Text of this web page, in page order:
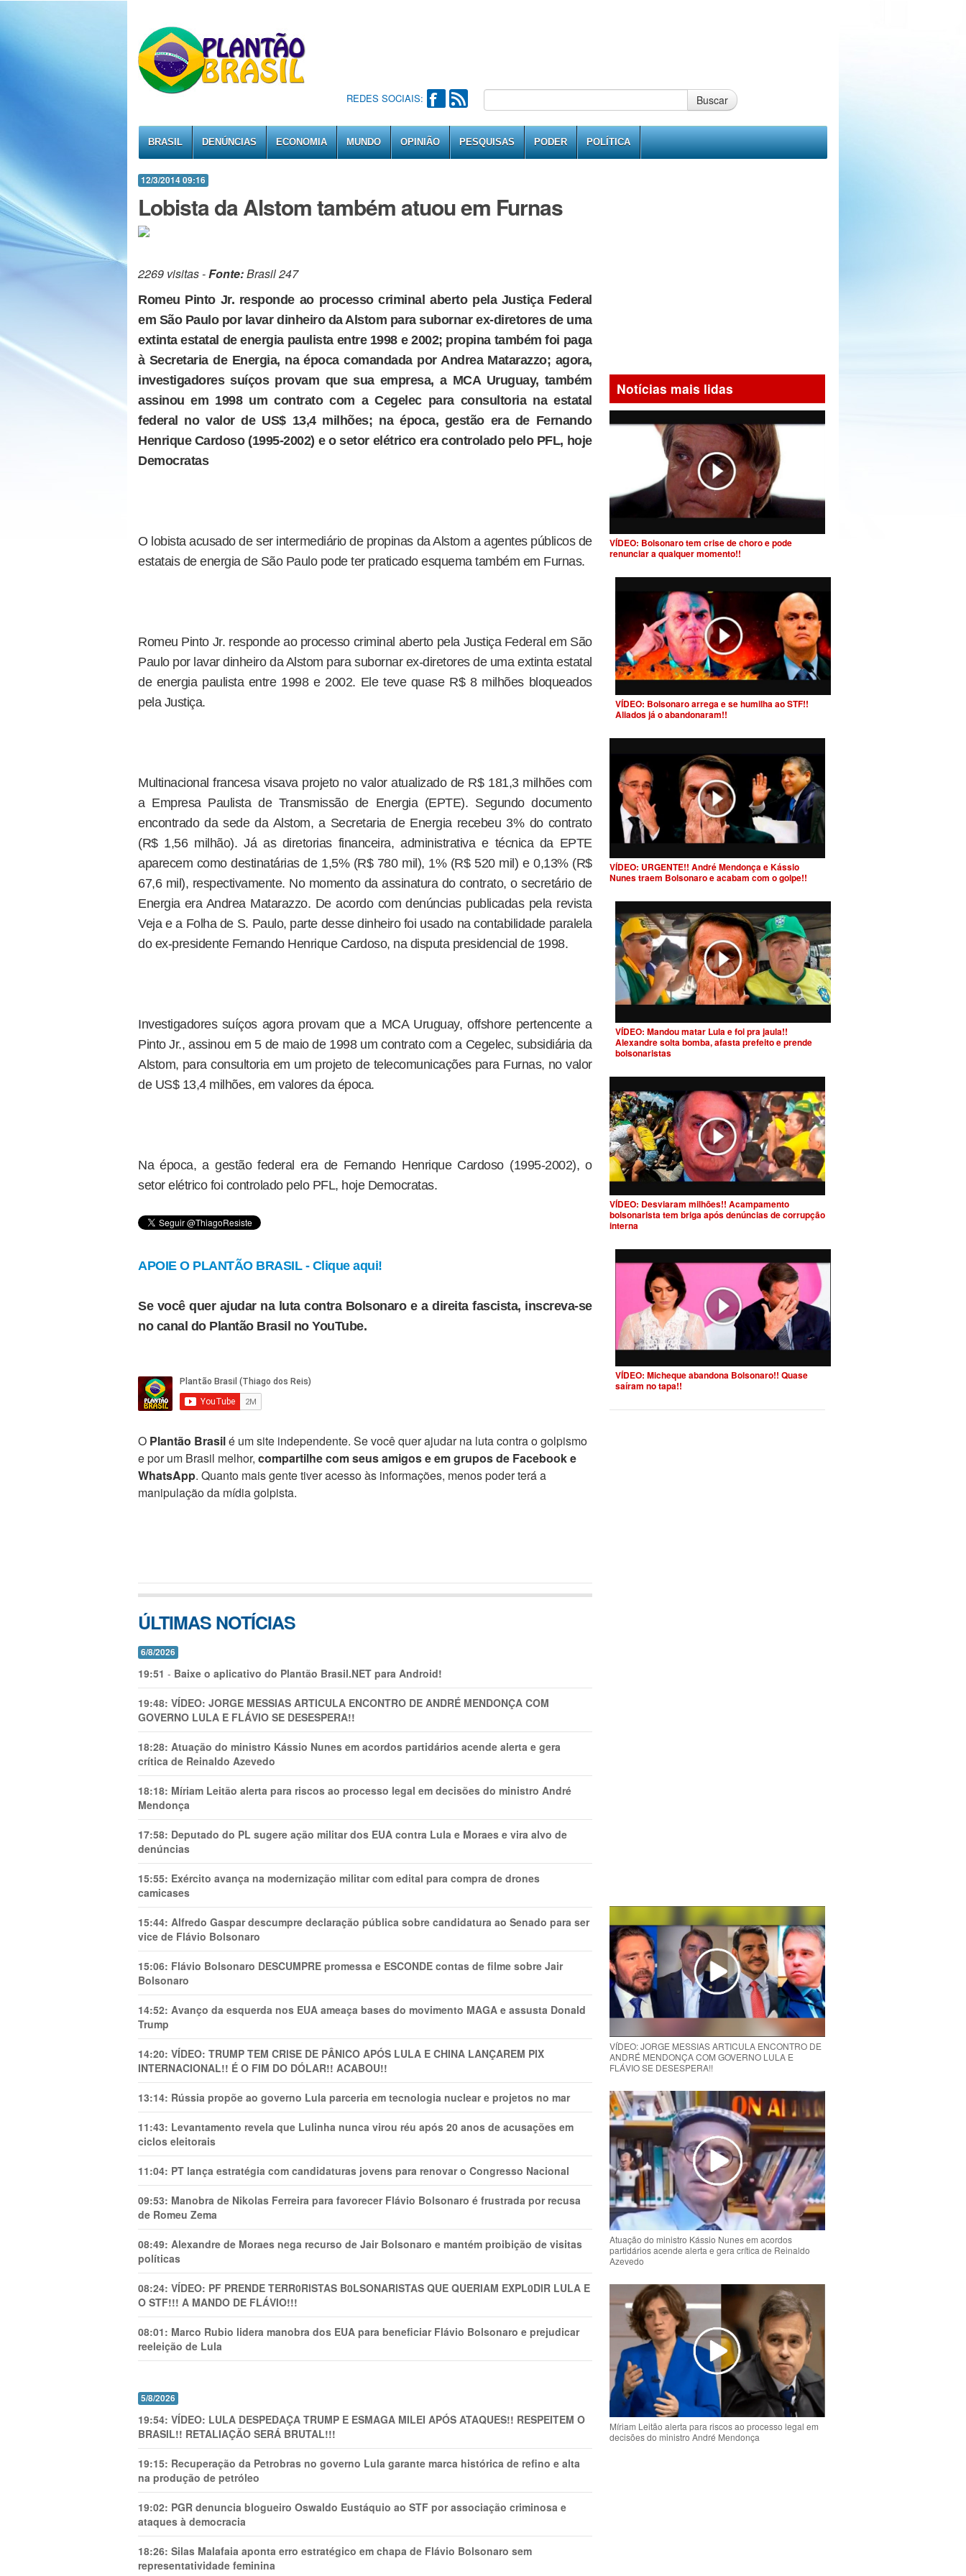
REDES SOCIAIS: Buscar
BRASIL DENÚNCIAS ECONOMIA MUNDO OPINIÃO PESQUISAS PODER POLÍTICA
12/3/2014 09:16
Lobista da Alstom também atuou em Furnas
2269 visitas -Fonte:Brasil 247
Romeu Pinto Jr. responde ao processo criminal aberto pela Justiça Federal
em São Paulo por lavar dinheiro da Alstom para subornar ex-diretores de uma
extinta estatal de energia paulista entre 1998 e 2002; propina também foi paga
à Secretaria de Energia, na época comandada por Andrea Matarazzo; agora,
investigadores suíços provam que sua empresa, a MCA Uruguay, também
assinou em 1998 um contrato com a Cegelec para consultoria na estatal
federal no valor de US$ 13,4 milhões; na época, gestão era de Fernando
Henrique Cardoso (1995-2002) e o setor elétrico era controlado pelo PFL, hoje
Democratas
O lobista acusado de ser intermediário de propinas da Alstom a agentes públicos de
estatais de energia de São Paulo pode ter praticado esquema também em Furnas.
Romeu Pinto Jr. responde ao processo criminal aberto pela Justiça Federal em São
Paulo por lavar dinheiro da Alstom para subornar ex-diretores de uma extinta estatal
de energia paulista entre 1998 e 2002. Ele teve quase R$ 8 milhões bloqueados
pela Justiça.
Multinacional francesa visava projeto no valor atualizado de R$ 181,3 milhões com
a Empresa Paulista de Transmissão de Energia (EPTE). Segundo documento
encontrado da sede da Alstom, a Secretaria de Energia recebeu 3% do contrato
(R$ 1,56 milhão). Já as diretorias financeira, administrativa e técnica da EPTE
aparecem como destinatárias de 1,5% (R$ 780 mil), 1% (R$ 520 mil) e 0,13% (R$
67,6 mil), respectivamente. No momento da assinatura do contrato, o secretário de
Energia era Andrea Matarazzo. De acordo com denúncias publicadas pela revista
Veja e a Folha de S. Paulo, parte desse dinheiro foi usado na contabilidade paralela
do ex-presidente Fernando Henrique Cardoso, na disputa presidencial de 1998.
Investigadores suíços agora provam que a MCA Uruguay, offshore pertencente a
Pinto Jr., assinou em 5 de maio de 1998 um contrato com a Cegelec, subsidiária da
Alstom, para consultoria em um projeto de telecomunicações para Furnas, no valor
de US$ 13,4 milhões, em valores da época.
Na época, a gestão federal era de Fernando Henrique Cardoso (1995-2002), o
setor elétrico foi controlado pelo PFL, hoje Democratas.
APOIE O PLANTÃO BRASIL - Clique aqui!
Se você quer ajudar na luta contra Bolsonaro e a direita fascista, inscreva-se
no canal do Plantão Brasil no YouTube.
O Plantão Brasilé um site independente. Se você quer ajudar na luta contra o golpismo
e por um Brasil melhor, compartilhe com seus amigos e em grupos de Facebook e
WhatsApp. Quanto mais gente tiver acesso às informações, menos poder terá a
manipulação da mídia golpista.
ÚLTIMAS NOTÍCIAS
6/8/2026
19:51 - Baixe o aplicativo do Plantão Brasil.NET para Android!
19:48: VÍDEO: JORGE MESSIAS ARTICULA ENCONTRO DE ANDRÉ MENDONÇA COM
GOVERNO LULA E FLÁVIO SE DESESPERA!!
18:28: Atuação do ministro Kássio Nunes em acordos partidários acende alerta e gera
crítica de Reinaldo Azevedo
18:18: Míriam Leitão alerta para riscos ao processo legal em decisões do ministro André
Mendonça
17:58: Deputado do PL sugere ação militar dos EUA contra Lula e Moraes e vira alvo de
denúncias
15:55: Exército avança na modernização militar com edital para compra de drones
camicases
15:44: Alfredo Gaspar descumpre declaração pública sobre candidatura ao Senado para ser
vice de Flávio Bolsonaro
15:06: Flávio Bolsonaro DESCUMPRE promessa e ESCONDE contas de filme sobre Jair
Bolsonaro
14:52: Avanço da esquerda nos EUA ameaça bases do movimento MAGA e assusta Donald
Trump
14:20: VÍDEO: TRUMP TEM CRlSE DE PÂNlCO APÓS LULA E CHINA LANÇAREM PIX
INTERNACIONAL!! É O FIM DO DÓLAR!! ACABOU!!
13:14: Rússia propõe ao governo Lula parceria em tecnologia nuclear e projetos no mar
11:43: Levantamento revela que Lulinha nunca virou réu após 20 anos de acusações em
ciclos eleitorais
11:04: PT lança estratégia com candidaturas jovens para renovar o Congresso Nacional
09:53: Manobra de Nikolas Ferreira para favorecer Flávio Bolsonaro é frustrada por recusa
de Romeu Zema
08:49: Alexandre de Moraes nega recurso de Jair Bolsonaro e mantém proibição de visitas
políticas
08:24: VÍDEO: PF PRENDE TERR0RlSTAS B0LSONARlSTAS QUE QUERIAM EXPL0DlR LULA E
O STF!!! A MANDO DE FLÁVIO!!!
08:01: Marco Rubio lidera manobra dos EUA para beneficiar Flávio Bolsonaro e prejudicar
reeleição de Lula
5/8/2026
19:54: VÍDEO: LULA DESPEDAÇA TRUMP E ESMAGA MILEI APÓS ATAQUES!! RESPEITEM O
BRASIL!! RETALIAÇÃO SERÁ BRUTAL!!!
19:15: Recuperação da Petrobras no governo Lula garante marca histórica de refino e alta
na produção de petróleo
19:02: PGR denuncia blogueiro Oswaldo Eustáquio ao STF por associação criminosa e
ataques à democracia
18:26: Silas Malafaia aponta erro estratégico em chapa de Flávio Bolsonaro sem
representatividade feminina
Notícias mais lidas
VÍDEO: Bolsonaro tem crise de choro e pode
renunciar a qualquer momento!!
VÍDEO: Bolsonaro arrega e se humilha ao STF!!
Aliados já o abandonaram!!
VÍDEO: URGENTE!! André Mendonça e Kássio
Nunes traem Bolsonaro e acabam com o golpe!!
VÍDEO: Mandou matar Lula e foi pra jaula!!
Alexandre solta bomba, afasta prefeito e prende
bolsonaristas
VÍDEO: Desviaram milhões!! Acampamento
bolsonarista tem briga após denúncias de corrupção
interna
VÍDEO: Micheque abandona Bolsonaro!! Quase
saíram no tapa!!
VÍDEO: JORGE MESSIAS ARTICULA ENCONTRO DE
ANDRÉ MENDONÇA COM GOVERNO LULA E
FLÁVIO SE DESESPERA!!
Atuação do ministro Kássio Nunes em acordos
partidários acende alerta e gera crítica de Reinaldo
Azevedo
Míriam Leitão alerta para riscos ao processo legal em
decisões do ministro André Mendonça